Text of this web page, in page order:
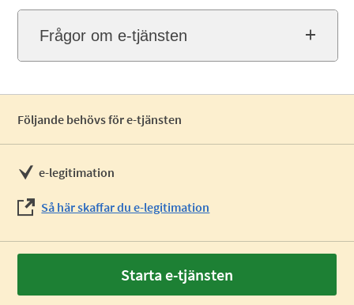
Frågor om e-tjänsten
Följande behövs för e-tjänsten
e-legitimation
Så här skaffar du e-legitimation
Starta e-tjänsten